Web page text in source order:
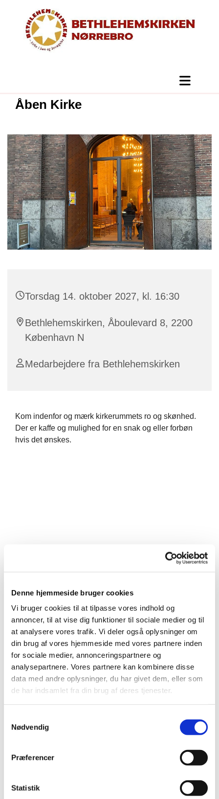
Denne hjemmeside bruger cookies
Vi bruger cookies til at tilpasse vores indhold og
annoncer, til at vise dig funktioner til sociale medier og til
at analysere vores trafik. Vi deler også oplysninger om
din brug af vores hjemmeside med vores partnere inden
for sociale medier, annonceringspartnere og
analysepartnere. Vores partnere kan kombinere disse
data med andre oplysninger, du har givet dem, eller som
de har indsamlet fra din brug af deres tjenester.
Nødvendig
Præferencer
Statistik
Åben Kirke
Torsdag 14. oktober 2027, kl. 16:30
Bethlehemskirken, Åboulevard 8, 2200
København N
Medarbejdere fra Bethlehemskirken
Kom indenfor og mærk kirkerummets ro og skønhed.
Der er kaffe og mulighed for en snak og eller forbøn
hvis det ønskes.
Du vil måske også kunne lide...